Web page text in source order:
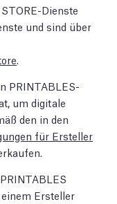
Dienste
und sind über
.
PRINTABLES-
um digitale
den in den
für Ersteller
Ersteller